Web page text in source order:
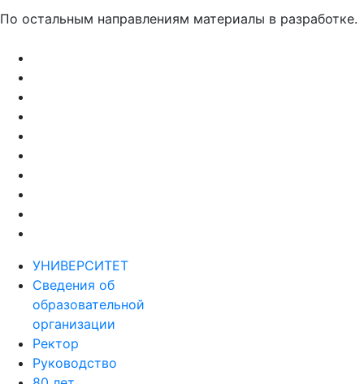
По остальным направлениям материалы в разработке.
УНИВЕРСИТЕТ
Сведения об
образовательной
организации
Ректор
Руководство